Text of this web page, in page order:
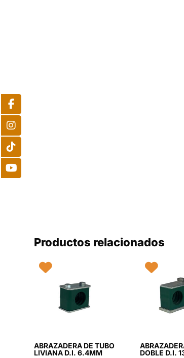
Productos relacionados
ABRAZADERA DE TUBO
LIVIANA D.I. 6.4MM
DOBLE D.I.